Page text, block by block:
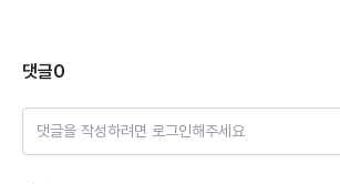
댓글0
댓글을 작성하려면 로그인해주세요